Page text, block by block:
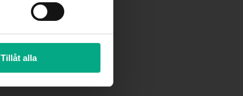
Tillåt alla